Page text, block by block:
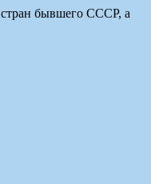
бывшего СССР, а